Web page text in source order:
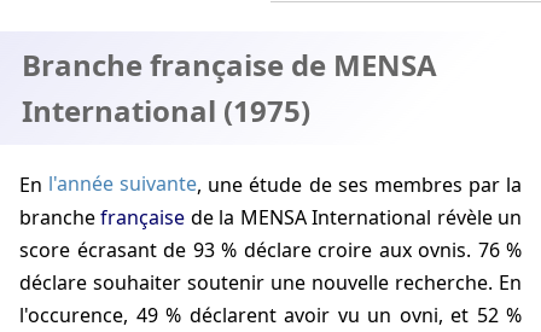
Branche française de MENSA
International (1975)
En l'année suivante, une étude de ses membres par la
branchefrançaise de la MENSA International révèle un
score écrasant de 93 % déclare croire aux ovnis. 76 %
déclare souhaiter soutenir une nouvelle recherche. En
l'occurence, 49 % déclarent avoir vu un ovni, et 52 %